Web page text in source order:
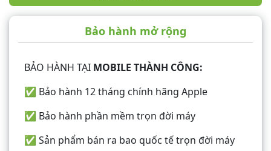
Bảo hành mở rộng
BẢO HÀNH TẠI MOBILE THÀNH CÔNG:
✅ Bảo hành 12 tháng chính hãng Apple
✅ Bảo hành phần mềm trọn đời máy
✅ Sản phẩm bán ra bao quốc tế trọn đời máy